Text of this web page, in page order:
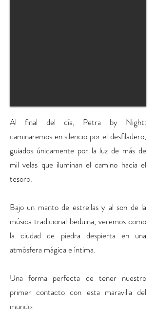
Al final del día, Petra by Night:
caminaremos en silencio por el desfiladero,
guiados únicamente por la luz de más de
mil velas que iluminan el camino hacia el
tesoro.
Bajo un manto de estrellas y al son de la
música tradicional beduina, veremos como
la ciudad de piedra despierta en una
atmósfera mágica e íntima.
Una forma perfecta de tener nuestro
primer contacto con esta maravilla del
mundo.